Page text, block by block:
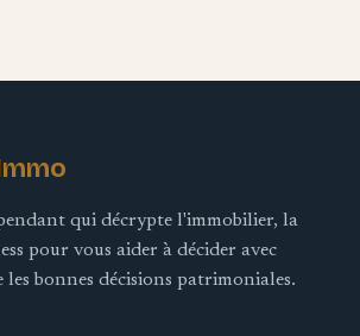
qui décrypte l'immobilier, la
pour vous aider à décider avec
bonnes décisions patrimoniales.